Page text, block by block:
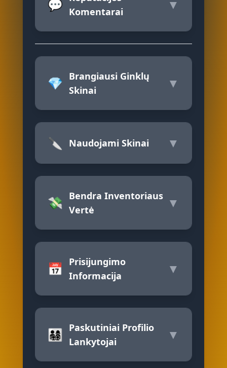
💬 Komentarai
▼
💎
Brangiausi Ginklų
Skinai
▼
🔪 Naudojami Skinai ▼
💸
Bendra Inventoriaus
Vertė
▼
📅
Prisijungimo
Informacija
▼
👨‍👩‍👧‍👦
Paskutiniai Profilio
Lankytojai
▼